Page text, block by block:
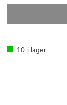
10 i lager